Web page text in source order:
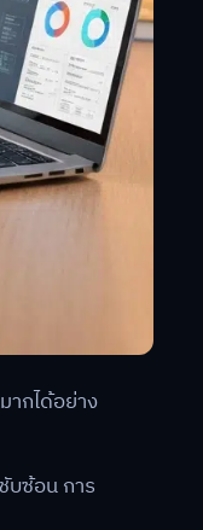
ากได้อย่าง
บซ้อน การ